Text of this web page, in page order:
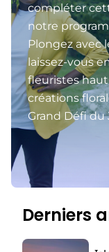
compléter
notre
Plongez avec
laissez-vous
fleuristes
créations
Grand Défi du
Derniers